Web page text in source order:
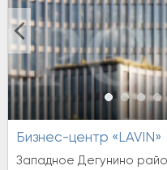
Бизнес-центр «LAVIN»
Западное Дегунино